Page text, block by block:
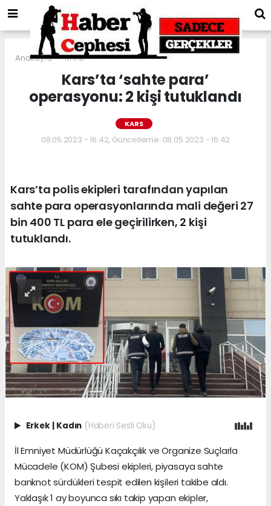
Anasayfa KARS
Kars’ta ‘sahte para’
operasyonu: 2 kişi tutuklandı
KARS
08.05.2023 - 16:42, Güncelleme: 08.05.2023 - 16:42
Kars’ta polis ekipleri tarafından yapılan
sahte para operasyonlarında mali değeri 27
bin 400 TL para ele geçirilirken, 2 kişi
tutuklandı.
Erkek | Kadın (Haberi Sesli Oku)
İl Emniyet Müdürlüğü Kaçakçılık ve Organize Suçlarla
Mücadele (KOM) Şubesi ekipleri, piyasaya sahte
banknot sürdükleri tespit edilen kişileri takibe aldı.
Yaklaşık 1 ay boyunca sıkı takip yapan ekipler,